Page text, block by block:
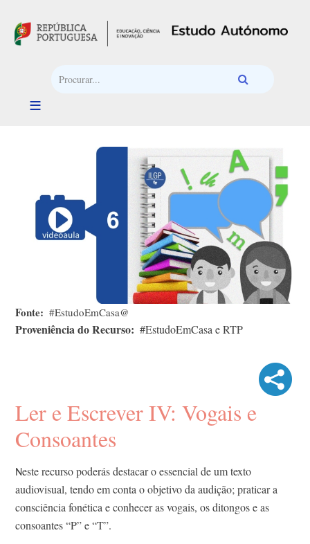
Fonte #EstudoEmCasa@
Proveniência do Recurso #EstudoEmCasa e RTP
Ler e Escrever IV: Vogais e
Consoantes
Neste recurso poderás destacar o essencial de um texto
audiovisual, tendo em conta o objetivo da audição; praticar a
consciência fonética e conhecer as vogais, os ditongos e as
consoantes “P” e “T”.